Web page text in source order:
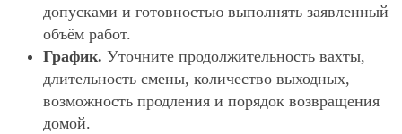
допусками и готовностью выполнять заявленный
объём работ.
График. Уточните продолжительность вахты,
длительность смены, количество выходных,
возможность продления и порядок возвращения
домой.